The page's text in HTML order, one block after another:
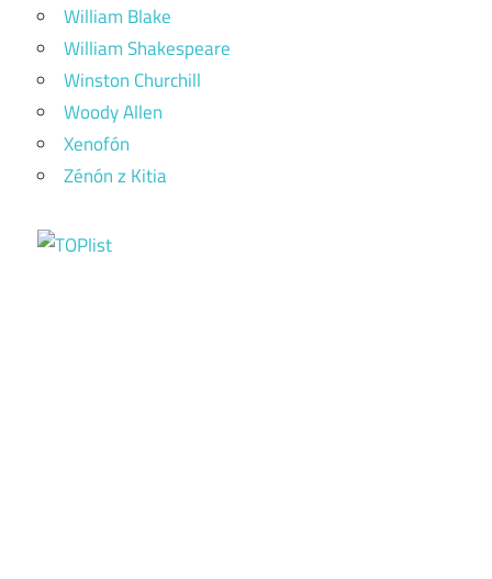
William Blake
William Shakespeare
Winston Churchill
Woody Allen
Xenofón
Zénón z Kitia